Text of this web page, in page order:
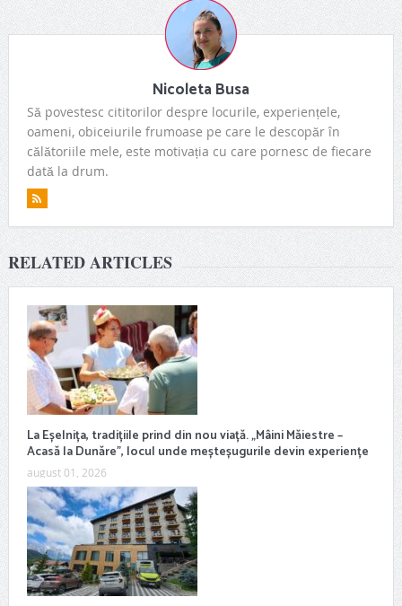
Nicoleta Busa
Să povestesc cititorilor despre locurile, experiențele,
oameni, obiceiurile frumoase pe care le descopăr în
călătoriile mele, este motivația cu care pornesc de fiecare
dată la drum.
RELATED ARTICLES
La Eșelnița, tradițiile prind din nou viață. „Mâini Măiestre –
Acasă la Dunăre”, locul unde meșteșugurile devin experiențe
august 01, 2026